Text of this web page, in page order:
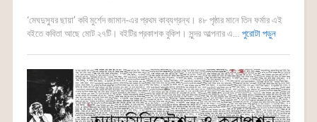
‘মেঘদুস্যুর ছায়া’ কবি মুর্শেদ জামান-এর প্রথম কাব্যগ্রন্থ। ৪৮ পৃষ্ঠার মানে তিন ফর্মার এই
বইতে কবিতা আছে মোট ২৭টি। বইটির প্রকাশক বুকিশ। সুন্দর আল্পনার এ... পুরোটা পড়ুন